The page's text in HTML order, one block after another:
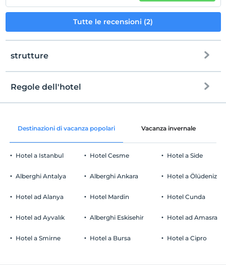
Tutte le recensioni (2)
strutture
Aree comuni e tutte le camere
Parcheggio auto
Gratuito Parcheggio privato
Regole dell'hotel
registrare
Guardare
L'ultimo 12:00 e prima
animale domestico
fumare
I bambini di età inferiore a 2 non vengono addebitati
Destinazioni di vacanza popolari Vacanza invernale
Hotel a Istanbul
Alberghi Antalya
Hotel ad Alanya
Hotel ad Ayvalık
Hotel a Smirne
Hotel Cesme
Alberghi Ankara
Hotel Mardin
Alberghi Eskisehir
Hotel a Bursa
Hotel a Side
Hotel a Ölüdeniz
Hotel Cunda
Hotel ad Amasra
Hotel a Cipro